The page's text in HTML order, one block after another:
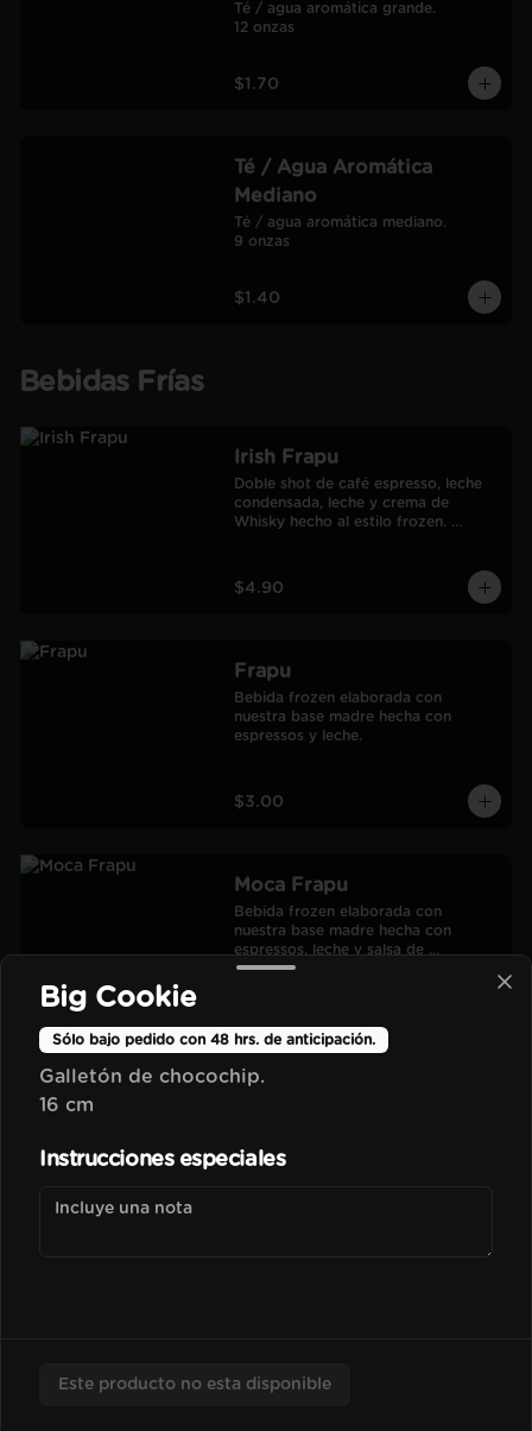
Té / agua aromática grande.
12 onzas
$1.70
Té / Agua Aromática
Mediano
Té / agua aromática mediano.
9 onzas
$1.40
Bebidas Frías
Irish Frapu
Doble shot de café espresso, leche
condensada, leche y crema de
Whisky hecho al estilo frozen.
$4.90
Frapu
Bebida frozen elaborada con
nuestra base madre hecha con
espressos y leche.
$3.00
Moca Frapu
Bebida frozen elaborada con
nuestra base madre hecha con
espressos, leche y salsa de
chocolate.
espressos, leche y esencia de vainilla
espressos, leche y esencia de
avellana francesa.
Big Cookie
Sólo bajo pedido con 48 hrs. de anticipación.
Galletón de chocochip.
16 cm
Instrucciones especiales
Este producto no esta disponible